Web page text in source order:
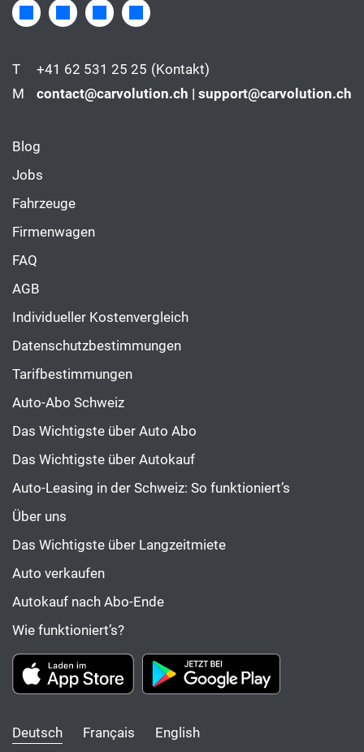
T +41 62 531 25 25 (Kontakt)
M
contact@carvolution.ch | support@carvolution.ch
Blog
Jobs
Fahrzeuge
Firmenwagen
FAQ
AGB
Individueller Kostenvergleich
Datenschutzbestimmungen
Tarifbestimmungen
Auto-Abo Schweiz
Das Wichtigste über Auto Abo
Das Wichtigste über Autokauf
Auto-Leasing in der Schweiz: So funktioniert’s
Über uns
Das Wichtigste über Langzeitmiete
Auto verkaufen
Autokauf nach Abo-Ende
Wie funktioniert’s?
Deutsch Français English